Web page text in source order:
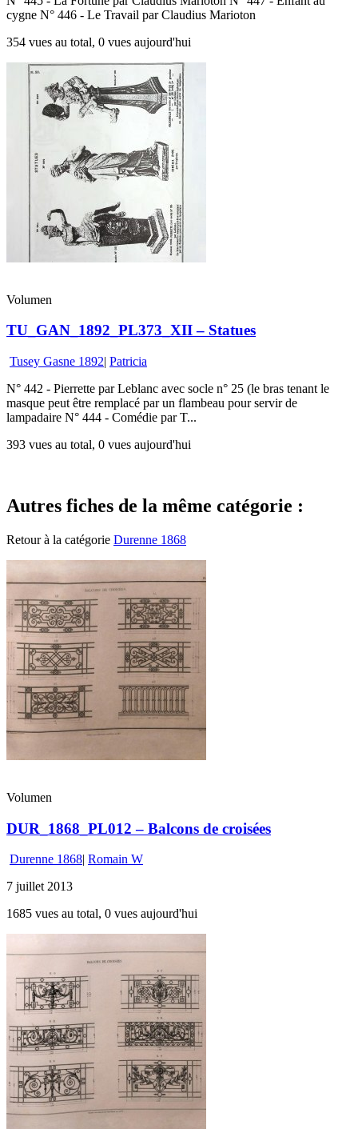
cygne N° 446 - Le Travail par Claudius Marioton
354 vues au total, 0 vues aujourd'hui
Volumen
TU_GAN_1892_PL373_XII – Statues
Tusey Gasne 1892| Patricia
N° 442 - Pierrette par Leblanc avec socle n° 25 (le bras tenant le
masque peut être remplacé par un flambeau pour servir de
lampadaire N° 444 - Comédie par T...
393 vues au total, 0 vues aujourd'hui
Autres fiches de la même catégorie :
Retour à la catégorie Durenne 1868
Volumen
DUR_1868_PL012 – Balcons de croisées
Durenne 1868| Romain W
7 juillet 2013
1685 vues au total, 0 vues aujourd'hui